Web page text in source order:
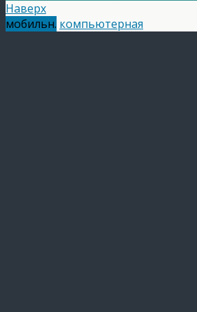
Наверх
мобильн. компьютерная